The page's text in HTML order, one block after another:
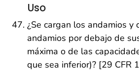
Uso
¿Se cargan los andamios y
andamios por debajo de
máxima o de las
que sea inferior)? [29 CFR